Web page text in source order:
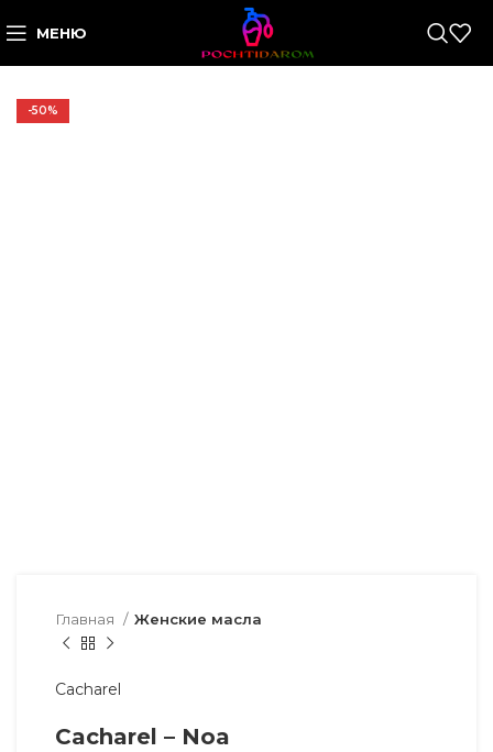
МЕНЮ
-50%
Главная Женские масла
Cacharel
Cacharel – Noa